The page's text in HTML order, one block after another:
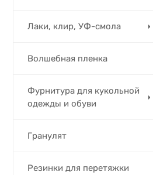
Лаки, клир, УФ-смола
Волшебная пленка
Фурнитура для кукольной
одежды и обуви
Гранулят
Резинки для перетяжки